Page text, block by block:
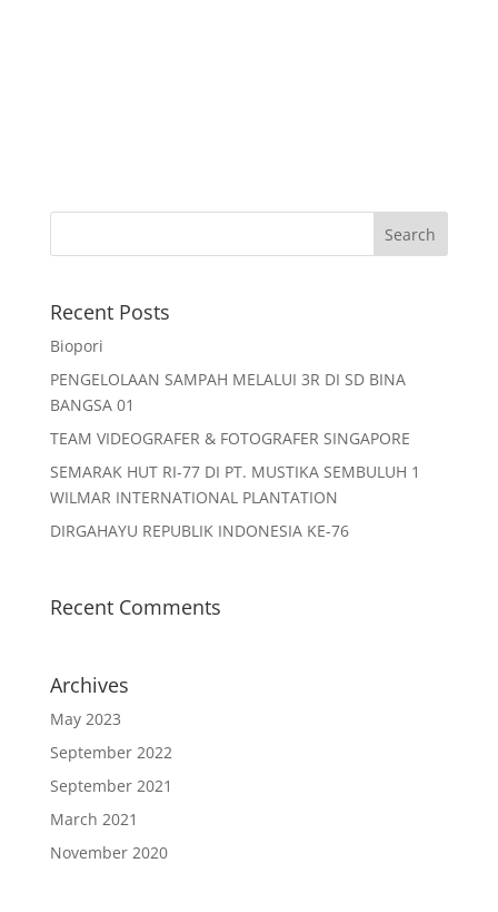
Recent Posts
Biopori
PENGELOLAAN SAMPAH MELALUI 3R DI SD BINA
BANGSA 01
TEAM VIDEOGRAFER & FOTOGRAFER SINGAPORE
SEMARAK HUT RI-77 DI PT. MUSTIKA SEMBULUH 1
WILMAR INTERNATIONAL PLANTATION
DIRGAHAYU REPUBLIK INDONESIA KE-76
Recent Comments
Archives
May 2023
September 2022
September 2021
March 2021
November 2020